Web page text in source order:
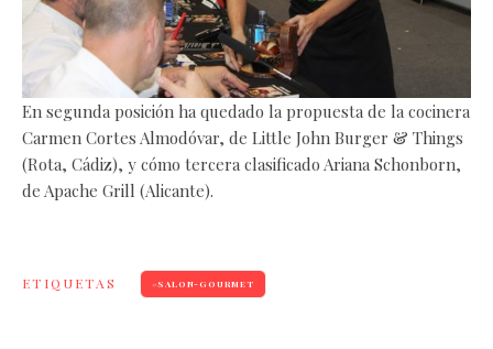
En segunda posición ha quedado la propuesta de la cocinera
Carmen Cortes Almodóvar, de Little John Burger & Things
(Rota, Cádiz), y cómo tercera clasificado Ariana Schonborn,
de Apache Grill (Alicante).
ETIQUETAS SALON-GOURMET